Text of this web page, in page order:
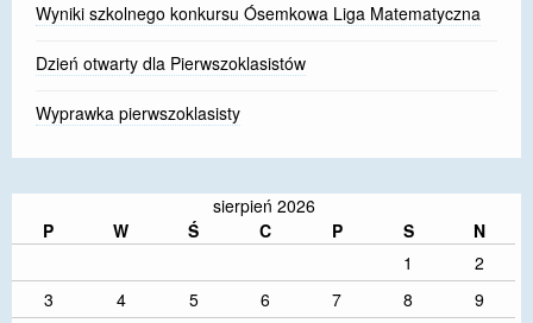
Wyniki szkolnego konkursu Ósemkowa Liga Matematyczna
Dzień otwarty dla Pierwszoklasistów
Wyprawka pierwszoklasisty
sierpień 2026
P
W Ś C P S
N
1
2
3
4 5 6 7 8
9